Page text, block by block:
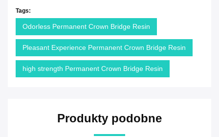
Tags:
Odorless Permanent Crown Bridge Resin
Pleasant Experience Permanent Crown Bridge Resin
high strength Permanent Crown Bridge Resin
Produkty podobne